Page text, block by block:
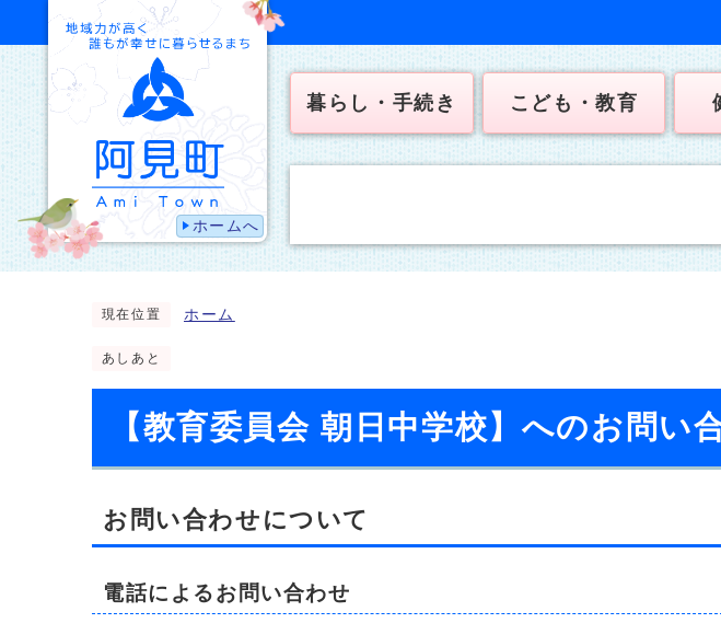
ホームへ
暮らし・手続き こども・教育
現在位置 ホーム
あしあと
【教育委員会 朝日中学校】へのお問い
お問い合わせについて
電話によるお問い合わせ